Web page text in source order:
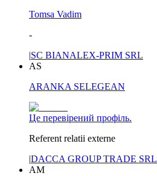
Tomsa Vadim
-
|SC BIANALEX-PRIM SRL
AS
ARANKA SELEGEAN
Це перевірений профіль.
Referent relatii externe
|DACCA GROUP TRADE SRL
AM